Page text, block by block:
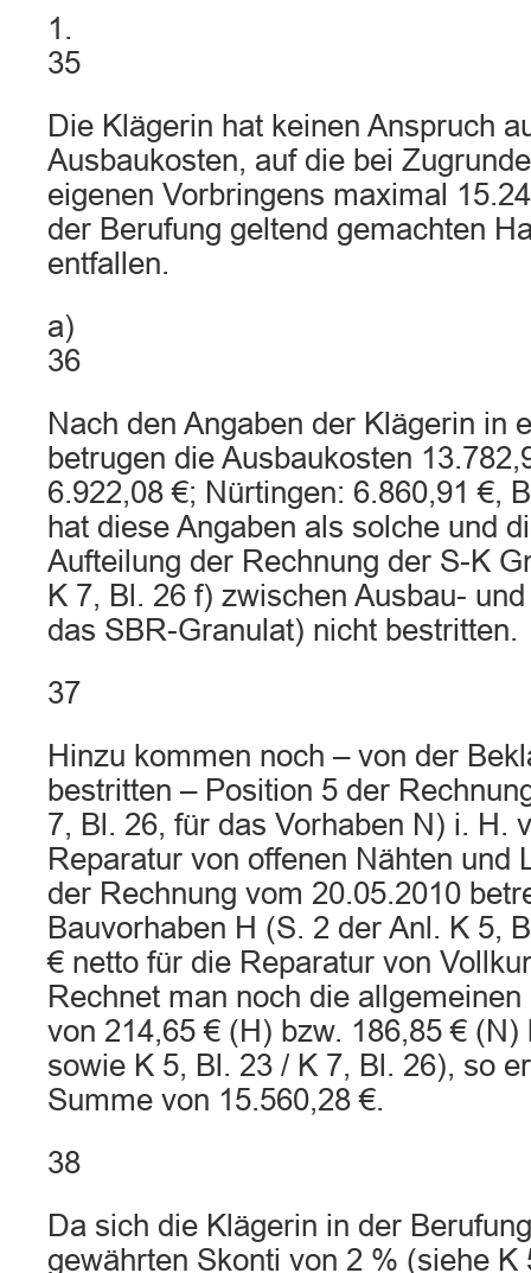
1.
35
Die Klägerin hat keinen Anspruch
Ausbaukosten, auf die bei
eigenen Vorbringens maximal
der Berufung geltend gemachten
entfallen.
a)
36
Nach den Angaben der Klägerin in
betrugen die Ausbaukosten
6.922,08 €; Nürtingen: 6.860,91 €,
hat diese Angaben als solche und
Aufteilung der Rechnung der S-K
K 7, Bl. 26 f) zwischen Ausbau-
das SBR-Granulat) nicht bestritten.
37
Hinzu kommen noch – von der
bestritten – Position 5 der
7, Bl. 26, für das Vorhaben N) i. H.
Reparatur von offenen Nähten und
der Rechnung vom 20.05.2010
Bauvorhaben H (S. 2 der Anl. K 5,
€ netto für die Reparatur von
Rechnet man noch die
von 214,65 € (H) bzw. 186,85 €
sowie K 5, Bl. 23 / K 7, Bl. 26), so
Summe von 15.560,28 €.
38
Da sich die Klägerin in der
gewährten Skonti von 2 % (siehe K